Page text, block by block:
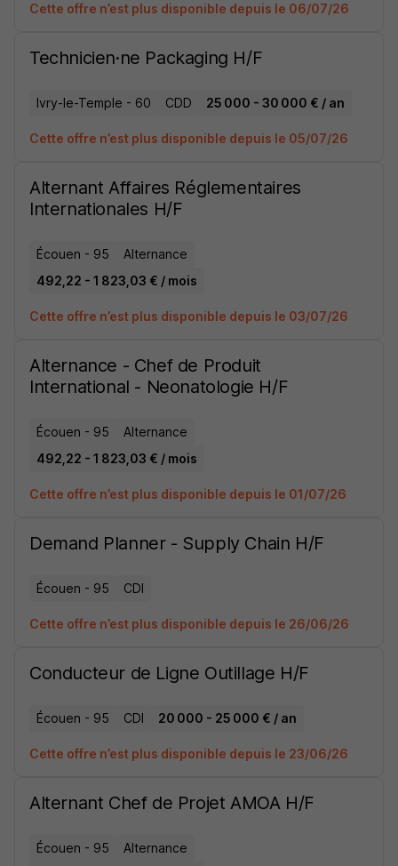
Cette offre n’est plus disponible depuis le 06/07/26
Technicien·ne Packaging H/F
Ivry-le-Temple - 60 CDD 25 000 - 30 000 € / an
Cette offre n’est plus disponible depuis le 05/07/26
Alternant Affaires Réglementaires
Internationales H/F
Écouen - 95
Alternance
492,22 - 1 823,03 € / mois
Cette offre n’est plus disponible depuis le 03/07/26
Alternance - Chef de Produit
International - Neonatologie H/F
Écouen - 95
Alternance
492,22 - 1 823,03 € / mois
Cette offre n’est plus disponible depuis le 01/07/26
Demand Planner - Supply Chain H/F
Écouen - 95 CDI
Cette offre n’est plus disponible depuis le 26/06/26
Conducteur de Ligne Outillage H/F
Écouen - 95 CDI 20 000 - 25 000 € / an
Cette offre n’est plus disponible depuis le 23/06/26
Alternant Chef de Projet AMOA H/F
Écouen - 95
Alternance